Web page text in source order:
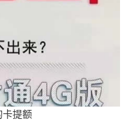
卡提额